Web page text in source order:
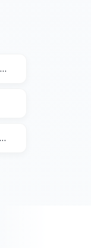
ElektroForm solar
Weitere Schnittstellen